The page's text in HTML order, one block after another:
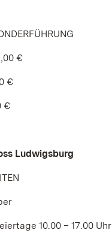
€
€
€
Ludwigsburg
10.00 – 17.00 Uhr